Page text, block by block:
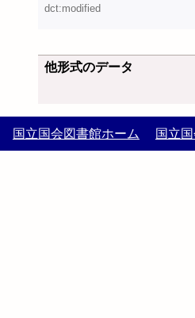
dct:modified
他形式のデータ
国立国会図書館ホーム 国立